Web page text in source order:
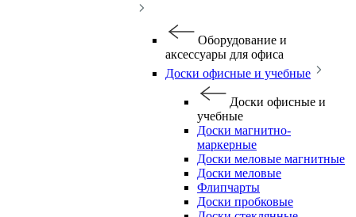
Оборудование и
аксессуары для офиса
Доски офисные и учебные
Доски офисные и
учебные
Доски магнитно-
маркерные
Доски меловые магнитные
Доски меловые
Флипчарты
Доски пробковые